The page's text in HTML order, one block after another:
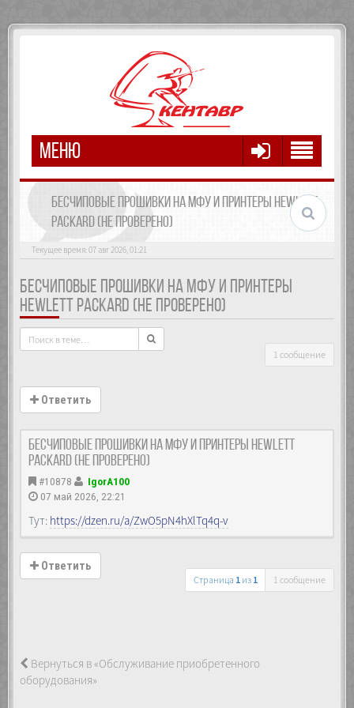
МЕНЮ
БЕСЧИПОВЫЕ ПРОШИВКИ НА МФУ И ПРИНТЕРЫ HEWLETT
PACKARD (НЕ ПРОВЕРЕНО)
Текущее время: 07 авг 2026, 01:21
БЕСЧИПОВЫЕ ПРОШИВКИ НА МФУ И ПРИНТЕРЫ
HEWLETT PACKARD (НЕ ПРОВЕРЕНО)
1 сообщение
Ответить
Бесчиповые прошивки на МФУ и принтеры Hewlett
Packard (не проверено)
#10878
IgorA100
07 май 2026, 22:21
Тут: https://dzen.ru/a/ZwO5pN4hXlTq4q-v
Ответить
Страница 1из 1 1 сообщение
Вернуться в «Обслуживание приобретенного
оборудования»